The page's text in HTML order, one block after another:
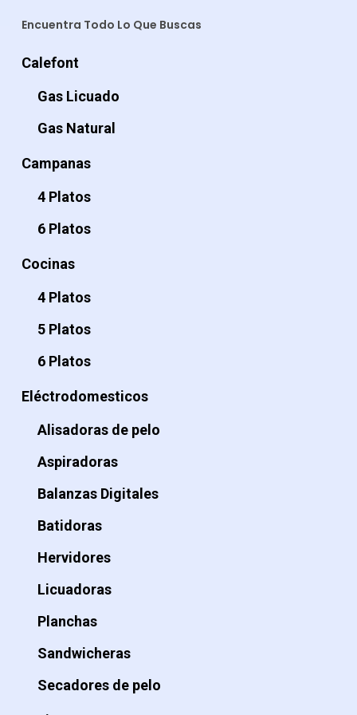
Encuentra Todo Lo Que Buscas
Calefont
Gas Licuado
Gas Natural
Campanas
4 Platos
6 Platos
Cocinas
4 Platos
5 Platos
6 Platos
Eléctrodomesticos
Alisadoras de pelo
Aspiradoras
Balanzas Digitales
Batidoras
Hervidores
Licuadoras
Planchas
Sandwicheras
Secadores de pelo